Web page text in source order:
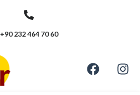
+90 232 464 70 60